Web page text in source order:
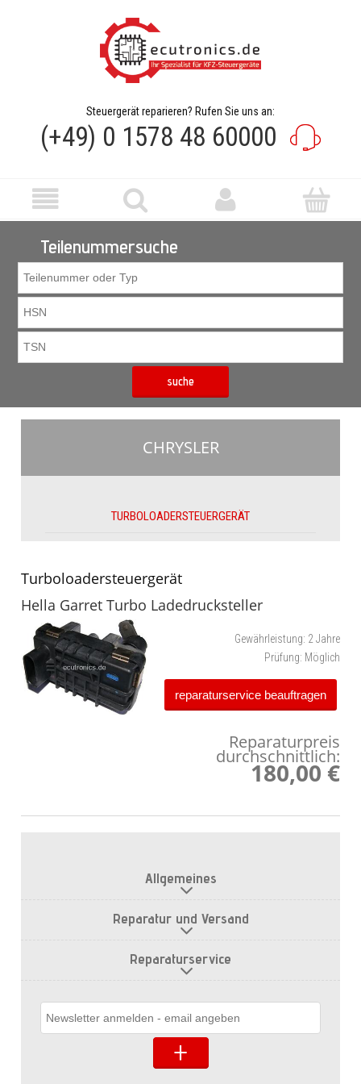
Steuergerät reparieren? Rufen Sie uns an:
(+49) 0 1578 48 60000
Teilenummersuche
suche
CHRYSLER
TURBOLOADERSTEUERGERÄT
Turboloadersteuergerät
Hella Garret Turbo Ladedrucksteller
Gewährleistung: 2 Jahre
Prüfung: Möglich
reparaturservice beauftragen
Reparaturpreis
durchschnittlich:
180,00 €
Allgemeines
Reparatur und Versand
Reparaturservice